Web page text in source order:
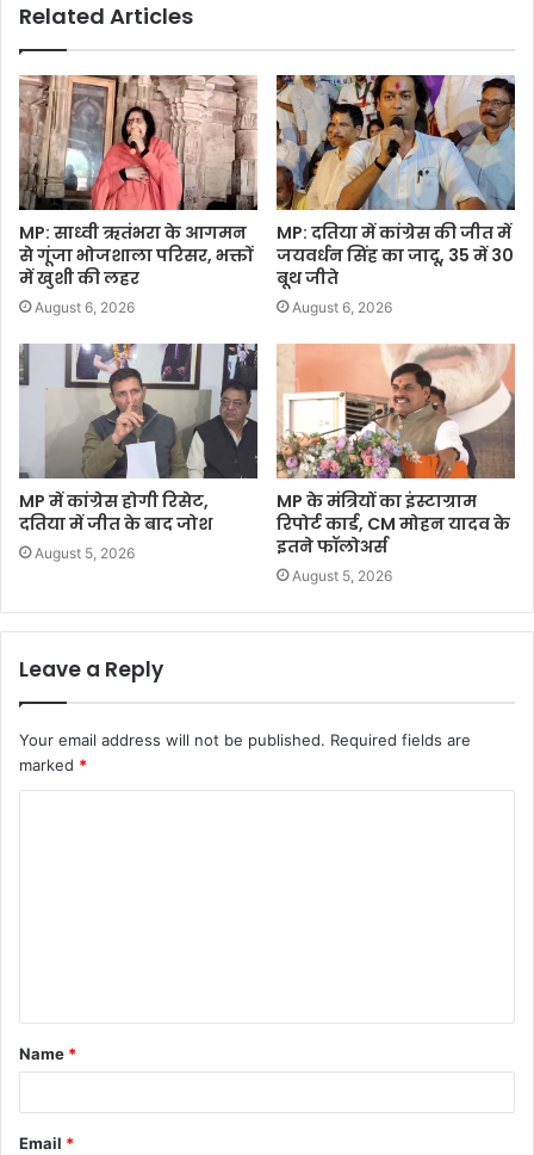
Related Articles
MP: साध्वी ऋतंभरा के आगमन
से गूंजा भोजशाला परिसर, भक्तों
में खुशी की लहर
August 6, 2026
MP: दतिया में कांग्रेस की जीत में
जयवर्धन सिंह का जादू, 35 में 30
बूथ जीते
August 6, 2026
MP में कांग्रेस होगी रिसेट,
दतिया में जीत के बाद जोश
August 5, 2026
MP के मंत्रियों का इंस्टाग्राम
रिपोर्ट कार्ड, CM मोहन यादव के
इतने फॉलोअर्स
August 5, 2026
Leave a Reply
Your email address will not be published. Required fields are
marked *
t
*
Name *
Email *